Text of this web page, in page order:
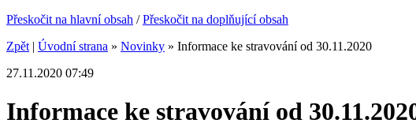
Přeskočit na hlavní obsah /Přeskočit na doplňující obsah
Zpět | Úvodní strana » Novinky » Informace ke stravování od 30.11.2020
27.11.2020 07:49
Informace ke stravování od